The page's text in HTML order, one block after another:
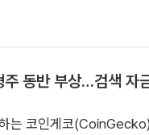
동반 부상…검색 자
는 코인게코